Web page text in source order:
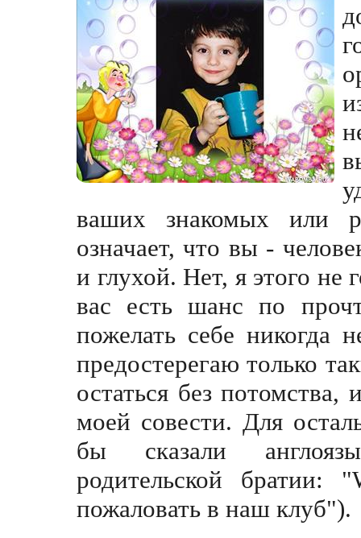
ваших знакомых или
означает, что вы -
и глухой. Нет, я этого не
вас есть шанс по
пожелать себе никогда
предостерегаю только
остаться без
моей совести. Для
бы сказали
родительской
пожаловать в наш